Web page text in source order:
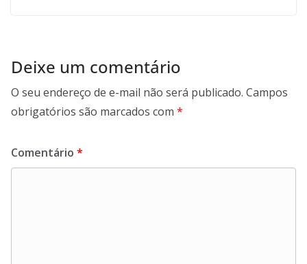
Deixe um comentário
O seu endereço de e-mail não será publicado. Campos
obrigatórios são marcados com *
Comentário *